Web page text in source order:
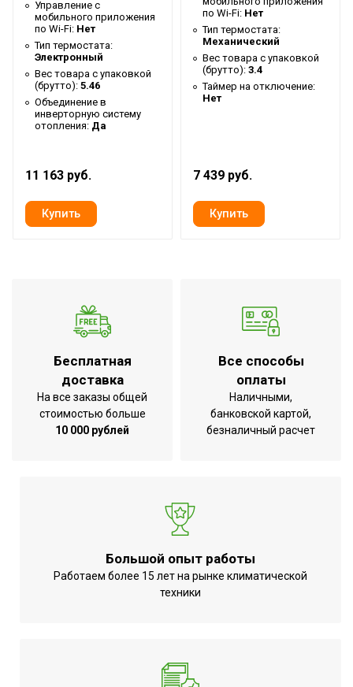
Ширина упаковки товара
83
Бренд
Ballu
Макс. потребляемая
мощность
Тип нагревательного
элемента
Регулировка угла наклона
Нет
Серия
GSW
Высота товара
3
Глубина товара
Срок службы
Гарантия 3 года
Ширина товара
Количество режимов
нагрева
Да (при
Защитная решетка
Нет
Использование в
Управление c
мобильного приложения
по Wi-Fi: Нет
Тип термостата:
Электронный
Вес товара с упаковкой
(брутто): 5.46
Объединение в
инверторную систему
отопления: Да
11 163 руб.
по Wi-Fi: Нет
Тип термостата:
Механический
Вес товара с упаковкой
(брутто): 3.4
Таймер на отключение:
Нет
7 439 руб.
Бесплатная
доставка
На все заказы общей
стоимостью больше
10 000 рублей
Все способы
оплаты
Наличными,
банковской картой,
безналичный расчет
Большой опыт работы
Работаем более 15 лет на рынке климатической
техники